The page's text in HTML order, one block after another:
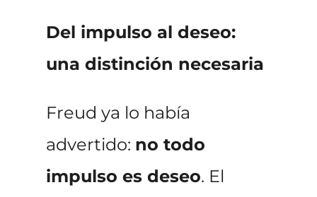
Del impulso al deseo:
una distinción necesaria
Freud ya lo había
advertido: no todo
impulso es deseo. El